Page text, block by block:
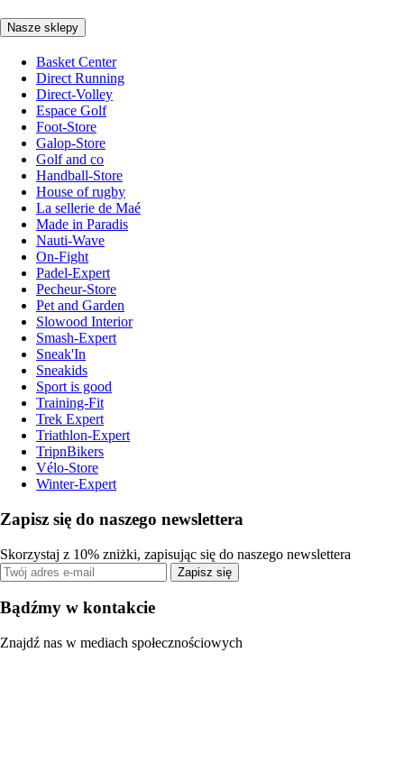
Nasze sklepy
Basket Center
Direct Running
Direct-Volley
Espace Golf
Foot-Store
Galop-Store
Golf and co
Handball-Store
House of rugby
La sellerie de Maé
Made in Paradis
Nauti-Wave
On-Fight
Padel-Expert
Pecheur-Store
Pet and Garden
Slowood Interior
Smash-Expert
Sneak'In
Sneakids
Sport is good
Training-Fit
Trek Expert
Triathlon-Expert
TripnBikers
Vélo-Store
Winter-Expert
Zapisz się do naszego newslettera
Skorzystaj z 10% zniżki, zapisując się do naszego newslettera
Zapisz się
Bądźmy w kontakcie
Znajdź nas w mediach społecznościowych